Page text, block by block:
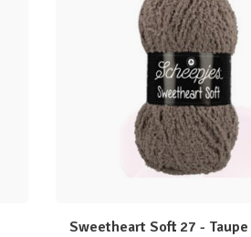
Sweetheart Soft 27 - Taupe